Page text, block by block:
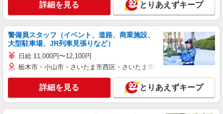
詳細を見る とりあえずキープ
警備員スタッフ（イベント、道路、商業施設、
大型駐車場、JR列車見張りなど）
日給 11,000円〜12,100円
栃木市・小山市・さいたま市西区・さいたま市岩槻区・久喜市・蓮田
詳細を見る とりあえずキープ